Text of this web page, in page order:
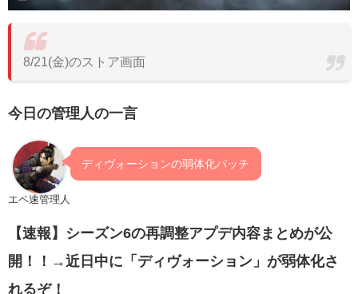
8/21(金)のストア画面
今日の管理人の一言
エペ速管理人
ディヴォーションの弱体化パッチ
【速報】シーズン6の再調整アプデ内容まとめが公
開！！→近日中に「ディヴォーション」が弱体化さ
れるぞ！